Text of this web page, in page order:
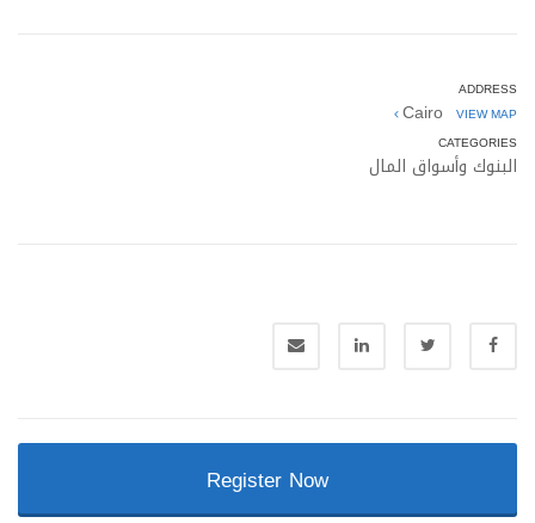
ADDRESS
Cairo VIEW MAP
CATEGORIES
البنوك وأسواق المال
Register Now